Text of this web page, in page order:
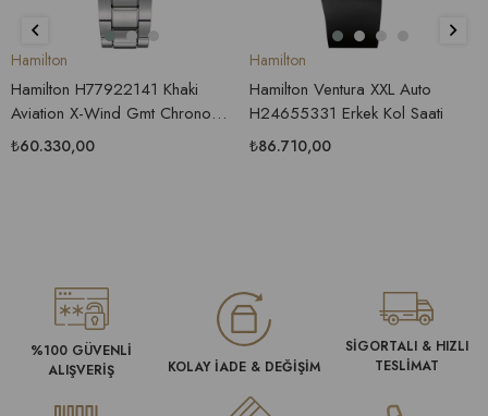
Hamilton
Hamilton H77922141 Khaki
Aviation X-Wind Gmt Chrono
Erkek Saati
₺60.330,00
Hamilton
Hamilton Ventura XXL Auto
H24655331 Erkek Kol Saati
₺86.710,00
%100 GÜVENLİ
ALIŞVERİŞ
KOLAY İADE & DEĞİŞİM
SİGORTALI & HIZLI
TESLİMAT